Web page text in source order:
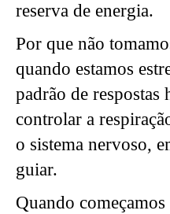
reserva de energia.
Por que não
quando estamos
padrão de
controlar a
o sistema nervoso,
guiar.
Quando começamos